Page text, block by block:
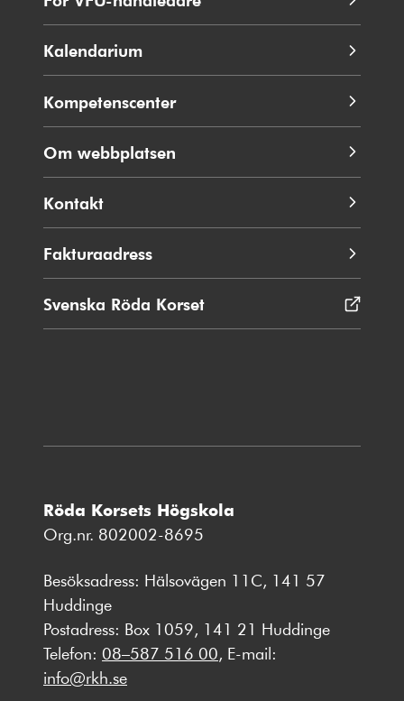
Kalendarium
Kompetenscenter
Om webbplatsen
Kontakt
Fakturaadress
Svenska Röda Korset
i
Röda Korsets Högskola
Org.nr. 802002-8695
Besöksadress: Hälsovägen 11C, 141 57
Huddinge
Postadress: Box 1059, 141 21 Huddinge
Telefon: 08–587 516 00, E-mail:
info@rkh.se